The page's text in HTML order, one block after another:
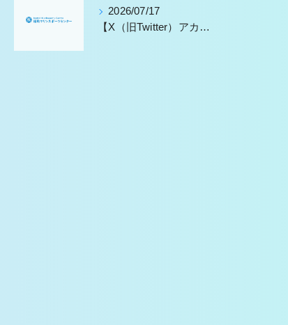
2026/07/17
【X（旧Twitter）アカウントに関するお知らせ】